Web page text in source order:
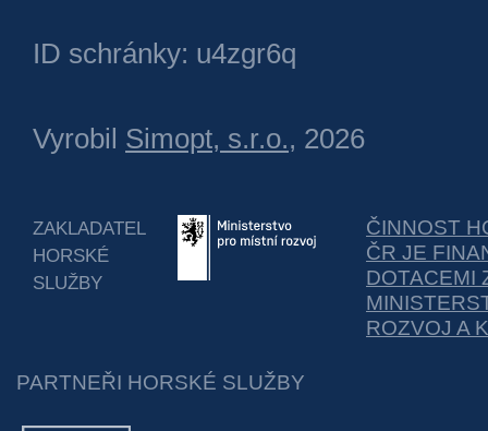
ID schránky: u4zgr6q
Vyrobil Simopt, s.r.o., 2026
ZAKLADATEL
HORSKÉ
SLUŽBY
ČINNOST
ČR JE
DOTACEMI
ROZVOJ A
PARTNEŘI HORSKÉ SLUŽBY